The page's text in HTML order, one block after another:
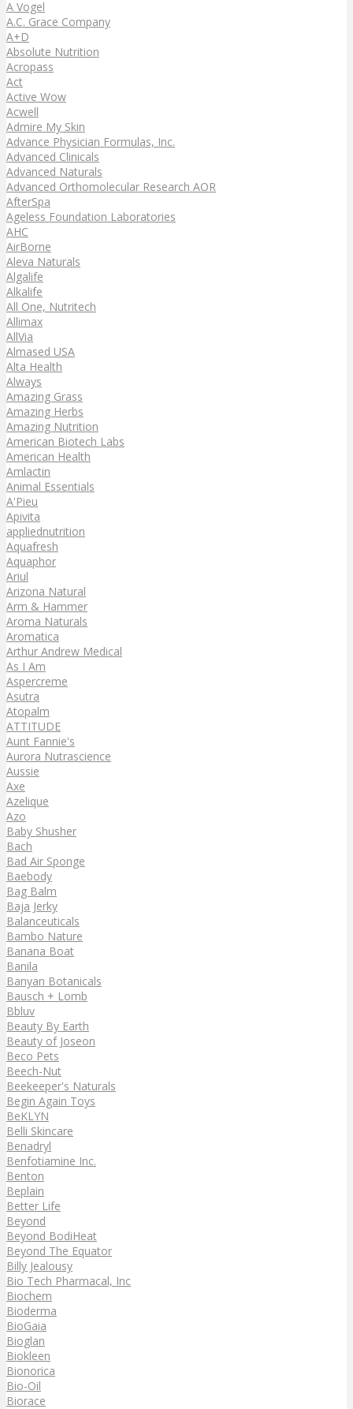
A Vogel
A.C. Grace Company
A+D
Absolute Nutrition
Acropass
Act
Active Wow
Acwell
Admire My Skin
Advance Physician Formulas, Inc.
Advanced Clinicals
Advanced Naturals
Advanced Orthomolecular Research AOR
AfterSpa
Ageless Foundation Laboratories
AHC
AirBorne
Aleva Naturals
Algalife
Alkalife
All One, Nutritech
Allimax
AllVia
Almased USA
Alta Health
Always
Amazing Grass
Amazing Herbs
Amazing Nutrition
American Biotech Labs
American Health
Amlactin
Animal Essentials
A'Pieu
Apivita
appliednutrition
Aquafresh
Aquaphor
Ariul
Arizona Natural
Arm & Hammer
Aroma Naturals
Aromatica
Arthur Andrew Medical
As I Am
Aspercreme
Asutra
Atopalm
ATTITUDE
Aunt Fannie's
Aurora Nutrascience
Aussie
Axe
Azelique
Azo
Baby Shusher
Bach
Bad Air Sponge
Baebody
Bag Balm
Baja Jerky
Balanceuticals
Bambo Nature
Banana Boat
Banila
Banyan Botanicals
Bausch + Lomb
Bbluv
Beauty By Earth
Beauty of Joseon
Beco Pets
Beech-Nut
Beekeeper's Naturals
Begin Again Toys
BeKLYN
Belli Skincare
Benadryl
Benfotiamine Inc.
Benton
Beplain
Better Life
Beyond
Beyond BodiHeat
Beyond The Equator
Billy Jealousy
Bio Tech Pharmacal, Inc
Biochem
Bioderma
BioGaia
Bioglan
Biokleen
Bionorica
Bio-Oil
Biorace